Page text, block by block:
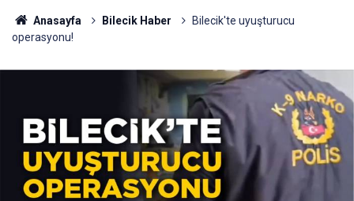
Anasayfa Bilecik Haber
Bilecik'te uyuşturucu
operasyonu!